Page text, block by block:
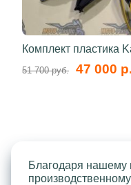
Комплект пластика
51 700 руб. 47 000 р.
Благодаря нашему